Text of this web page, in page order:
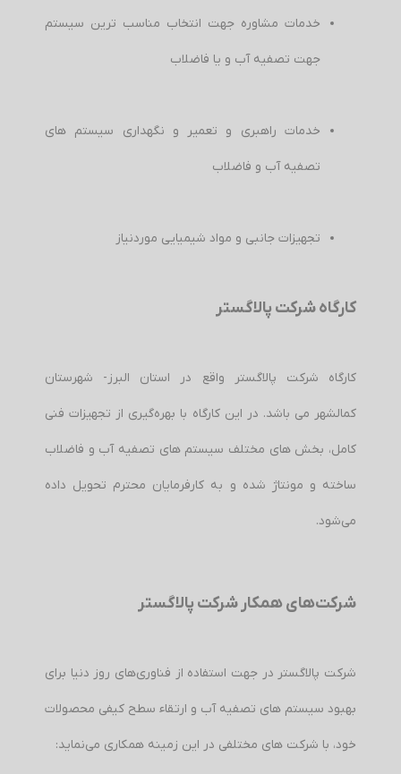
خدمات مشاوره جهت انتخاب مناسب ترین سیستم
جهت تصفیه آب و یا فاضلاب
خدمات راهبری و تعمیر و نگهداری سیستم های
تصفیه آب و فاضلاب
تجهیزات جانبی و مواد شیمیایی موردنیاز
کارگاه شرکت پالاگستر
کارگاه شرکت پالاگستر واقع در استان البرز- شهرستان
کمالشهر می باشد. در این کارگاه با بهره‌گیری از تجهیزات فنی
کامل، بخش های مختلف سیستم های تصفیه آب و فاضلاب
ساخته و مونتاژ شده و به کارفرمایان محترم تحویل داده
می‌شود.
شرکت‌های همکار شرکت پالاگستر
شرکت پالاگستر در جهت استفاده از فناوری‌های روز دنیا برای
بهبود سیستم های تصفیه آب و ارتقاء سطح کیفی محصولات
خود، با شرکت های مختلفی در این زمینه همکاری می‌نماید: